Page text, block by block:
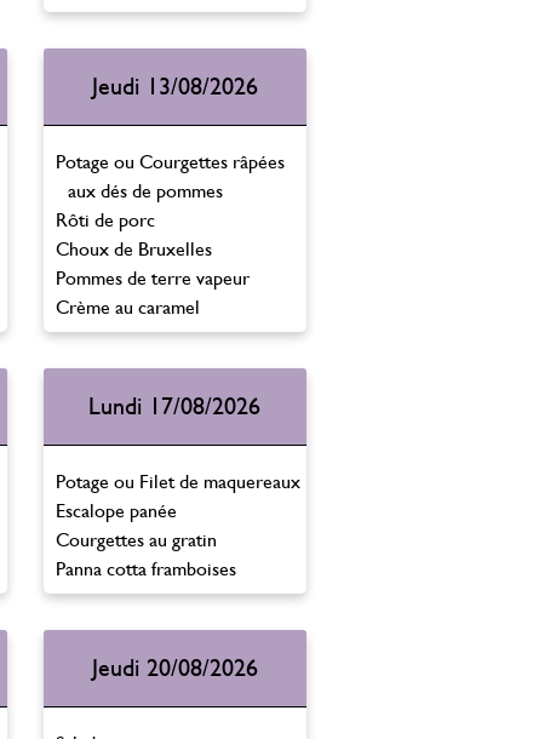
Jeudi 13/08/2026
Potage ou Courgettes râpées
aux dés de pommes
Rôti de porc
Choux de Bruxelles
Pommes de terre vapeur
Crème au caramel
Lundi 17/08/2026
Potage ou Filet de maquereaux
Escalope panée
Courgettes au gratin
Panna cotta framboises
Jeudi 20/08/2026